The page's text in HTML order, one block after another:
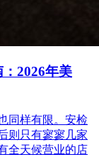
2026年美
同样有限。安检
则只有寥寥几家
全天候营业的店